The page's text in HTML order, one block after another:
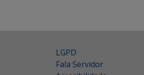
LGPD
Fala Servidor